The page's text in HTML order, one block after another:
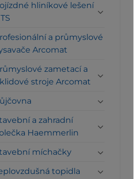
hliníkové lešení
a průmyslové
Arcomat
zametací a
stroje Arcomat
a zahradní
Haemmerlin
míchačky
topidla